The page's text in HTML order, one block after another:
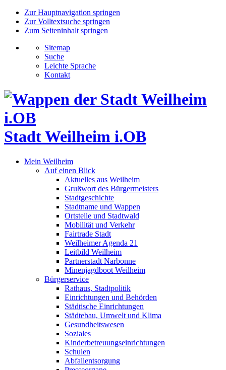
Zur Hauptnavigation springen
Zur Volltextsuche springen
Zum Seiteninhalt springen
Sitemap
Suche
Leichte Sprache
Kontakt
Stadt Weilheim i.OB
Mein Weilheim
Auf einen Blick
Aktuelles aus Weilheim
Grußwort des Bürgermeisters
Stadtgeschichte
Stadtname und Wappen
Ortsteile und Stadtwald
Mobilität und Verkehr
Fairtrade Stadt
Weilheimer Agenda 21
Leitbild Weilheim
Partnerstadt Narbonne
Minenjagdboot Weilheim
Bürgerservice
Rathaus, Stadtpolitik
Einrichtungen und Behörden
Städtische Einrichtungen
Städtebau, Umwelt und Klima
Gesundheitswesen
Soziales
Kinderbetreuungseinrichtungen
Schulen
Abfallentsorgung